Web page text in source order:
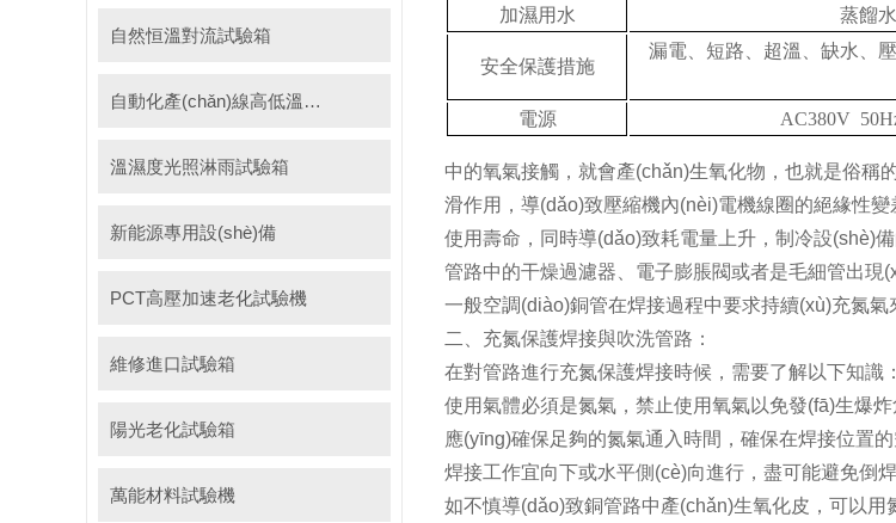
自然恒溫對流試驗箱
自動化產(chǎn)線高低溫試驗箱
溫濕度光照淋雨試驗箱
新能源專用設(shè)備
PCT高壓加速老化試驗機
維修進口試驗箱
陽光老化試驗箱
萬能材料試驗機
加濕用水
蒸餾
安全保護措施
漏電、短路、超溫、缺水
電源
AC380V
中的氧氣接觸，就會產(chǎn)生氧化物，也就
滑作用，導(dǎo)致壓縮機內(nèi)電機線圈的絕緣性
使用壽命，同時導(dǎo)致耗電量上升，制冷設(shè)
管路中的干燥過濾器、電子膨脹閥或者是毛細管出現
一般空調(diào)銅管在焊接過程中要求持續(xù)充氮氣來
二、充氮保護焊接與吹洗管路：
在對管路進行充氮保護焊接時候，需要了解以下知識：
使用氣體必須是氮氣，禁止使用氧氣以免發(fā)生爆炸
應(yīng)確保足夠的氮氣通入時間，確保在焊接位置
焊接工作宜向下或水平側(cè)向進行，盡可能避免倒焊
如不慎導(dǎo)致銅管路中產(chǎn)生氧化皮，可以